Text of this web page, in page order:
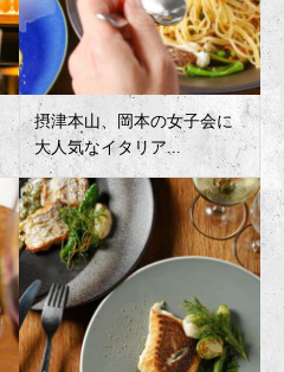
摂津本山、岡本の女子会に
大人気なイタリア...